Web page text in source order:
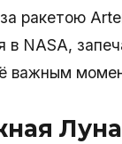
ракетою
в NASA,
важным